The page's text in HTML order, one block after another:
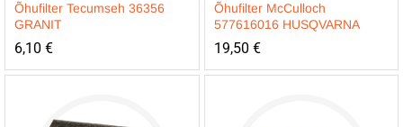
Õhufilter Tecumseh 36356
GRANIT
6,10 €
Õhufilter McCulloch
577616016 HUSQVARNA
19,50 €